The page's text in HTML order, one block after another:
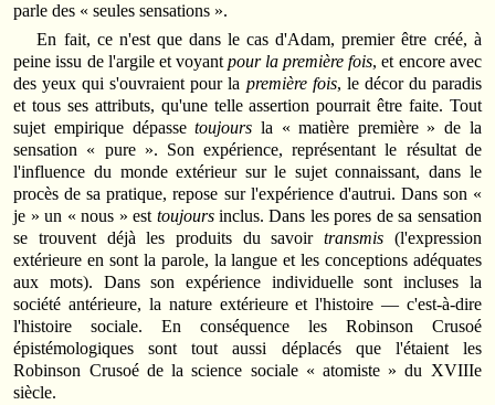
parle des « seules sensations ».
En fait, ce n'est que dans le cas d'Adam, premier être créé, à
peine issu de l'argile et voyant pour la première fois, et encore avec
des yeux qui s'ouvraient pour la première fois, le décor du paradis
et tous ses attributs, qu'une telle assertion pourrait être faite. Tout
sujet empirique dépassetoujours la « matière première » de la
sensation « pure ». Son expérience, représentant le résultat de
l'influence du monde extérieur sur le sujet connaissant, dans le
procès de sa pratique, repose sur l'expérience d'autrui. Dans son «
je » un « nous » est toujoursinclus. Dans les pores de sa sensation
se trouvent déjà les produits du savoirtransmis (l'expression
extérieure en sont la parole, la langue et les conceptions adéquates
aux mots). Dans son expérience individuelle sont incluses la
société antérieure, la nature extérieure et l'histoire — c'est-à-dire
l'histoire sociale. En conséquence les Robinson Crusoé
épistémologiques sont tout aussi déplacés que l'étaient les
Robinson Crusoé de la science sociale « atomiste » du XVIIIe
siècle.